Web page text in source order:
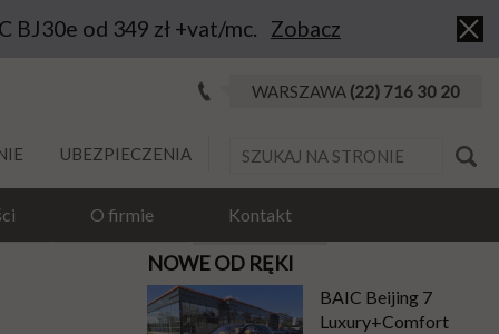
BJ30e od 349 zł +vat/mc. Zobacz
WARSZAWA (22) 716 30 20
UBEZPIECZENIA
O firmie Kontakt
NOWE OD RĘKI
BAIC Beijing 7
Luxury+Comfort